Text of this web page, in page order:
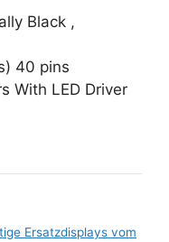
Black ,
40 pins
With LED Driver
Ersatzdisplays vom